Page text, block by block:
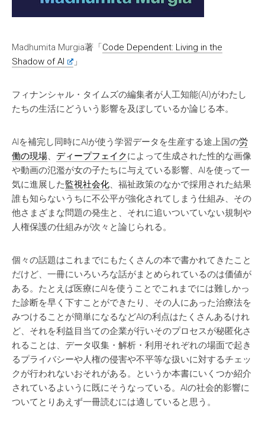
Madhumita Murgia著「Code Dependent: Living in the
Shadow of AI
」
フィナンシャル・タイムズの編集者が人工知能(AI)がわたし
たちの生活にどういう影響を及ぼしているか論じる本。
AIを補完し同時にAIが使う学習データを生産する途上国の労
働の現場、 ディープフェイクによって生成された性的な画像
や動画の氾濫が女の子たちに与えている影響、AIを使って一
気に進展した監視社会化、福祉政策のなかで採用された結果
誰も知らないうちに不公平が強化されてしまう仕組み、その
他さまざまな問題の発生と、それに追いついていない規制や
人権保護の仕組みが次々と論じられる。
個々の話題はこれまでにもたくさんの本で書かれてきたこと
だけど、一冊にいろいろな話がまとめられているのは価値が
ある。たとえば医療にAIを使うことでこれまでには難しかっ
た診断を早く下すことができたり、その人にあった治療法を
みつけることが簡単になるなどAIの利点はたくさんあるけれ
ど、それを利益目当ての企業が行いそのプロセスが秘匿化さ
れることは、データ収集・解析・利用それぞれの場面で起き
るプライバシーや人権の侵害や不平等な扱いに対するチェッ
クが行われないおそれがある。というか本書にいくつか紹介
されているよいうに既にそうなっている。AIの社会的影響に
ついてとりあえず一冊読むには適していると思う。